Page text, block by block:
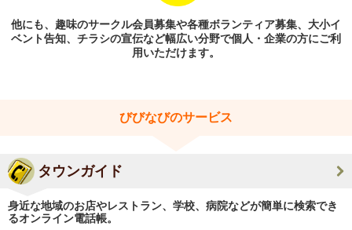
他にも、趣味のサークル会員募集や各種ボランティア募集、大小イ
ベント告知、チラシの宣伝など幅広い分野で個人・企業の方にご利
用いただけます。
びびなびのサービス
タウンガイド
身近な地域のお店やレストラン、学校、病院などが簡単に検索でき
るオンライン電話帳。